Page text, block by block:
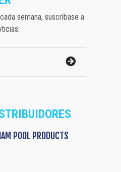
semana, suscríbase a
POOL PRODUCTS